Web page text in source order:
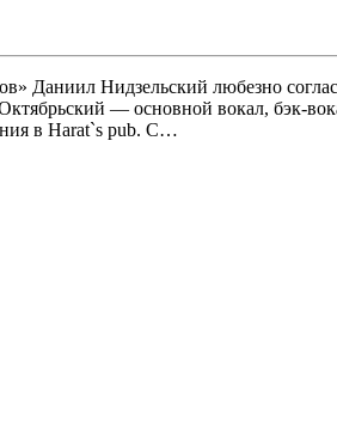
Даниил Нидзельский любезно
— основной вокал, бэк-
в Harat`s pub. С…